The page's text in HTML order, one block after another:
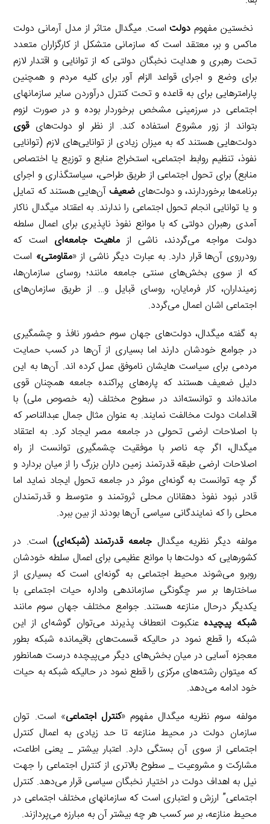
نخستین مفهومدولت است. میگدال متاثر از مدل آرمانی دولت
ماکس و بر، معتقد است که سازمانی متشکل از کارگزاران متعدد
تحت رهبری و هدایت نخبگان دولتی که از توانایی و اقتدار لازم
برای وضع و اجرای قواعد الزام آور برای کلیه مردم و همچنین
پارامترهایی برای به قاعده و تحت کنترل درآوردن سایر سازمانهای
اجتماعی در سرزمینی مشخص برخوردار بوده و در صورت لزوم
بتواند از زور مشروع استفاده کند. از نظر او دولت‌هایقوی
دولت‌هایی هستند که به میزان زیادی از توانایی‌های لازم (توانایی
نفوذ، تنظیم روابط اجتماعی، استخراج منابع و توزیع یا اختصاص
منابع) برای تحول اجتماعی از طریق طراحی، سیاستگذاری و اجرای
برنامه‌ها برخوردارند، و دولت‌های ضعیف آن‌هایی هستند که تمایل
و یا توانایی انجام تحول اجتماعی را ندارند. به اعقتاد میگدال ناکار
آمدی رهبران دولتی که با موانع نفوذ ناپذیری برای اعمال سلطه
دولت مواجه می‌گردند، ناشی ازماهیت جامعه‌ای است که
رودرروی آن‌ها قرار دارد. به عبارت دیگر ناشی از «مقاومتی» است
که از سوی بخش‌های سنتی جامعه مانند؛ روسای سازمان‌ها،
زمینداران، کار فرمایان، روسای قبایل و… از طریق سازمان‌های
اجتماعی اشان اعمال می‌گردد.
به گفته میگدال، دولت‌های جهان سوم حضور نافذ و چشمگیری
در جوامع خودشان دارند اما بسیاری از آن‌ها در کسب حمایت
مردمی برای سیاست هایشان ناموفق عمل کرده اند. آن‌ها به این
دلیل ضعیف هستند که پاره‌های پراکنده جامعه همچنان قوی
مانده‌اند و توانسته‌اند در سطوح مختلف (به خصوص ملی) با
اقدامات دولت مخالفت نمایند. به عنوان مثال جمال عبدالناصر که
با اصلاحات ارضی تحولی در جامعه مصر ایجاد کرد. به اعتقاد
میگدال، اگر چه ناصر با موفقیت چشمگیری توانست از راه
اصلاحات ارضی طبقه قدرتمند زمین داران بزرگ را از میان بردارد و
گر چه توانست به گونه‌ای موثر در جامعه تحول ایجاد نماید اما
قادر نبود نفوذ دهقانان محلی ثروتمند و متوسط و قدرتمندان
محلی را که نمایندگانی سیاسی آن‌ها بودند از بین ببرد.
مولفه دیگر نظریه میگدال جامعه قدرتمند (شبکه‌ای) است. در
کشورهایی که دولت‌ها با موانع عظیمی برای اعمال سلطه خودشان
روبرو می‌شوند محیط اجتماعی به گونه‌ای است که بسیاری از
ساختارها بر سر چگونگی سازماندهی واداره حیات اجتماعی با
یکدیگر درحال منازعه هستند. جوامع مختلف جهان سوم مانند
شبکه پیچیدهعنکبوت انعطاف پذیرند می‌توان گوشه‌ای از این
شبکه را قطع نمود در حالیکه قسمت‌های باقیمانده شبکه بطور
معجزه آسایی در میان بخش‌های دیگر می‌پیچده درست همانطور
که میتوان رشته‌های مرکزی را قطع نمود در حالیکه شبکه به حیات
خود ادامه می‌دهد.
مولفه سوم نظریه میگدال مفهوم «کنترل اجتماعی» است. توان
سازمان دولت در محیط منازعه تا حد زیادی به اعمال کنترل
اجتماعی از سوی آن بستگی دارد. اعتبار بیشتر _ یعنی اطاعت،
مشارکت و مشروعیت _ سطوح بالاتری از کنترل اجتماعی را جهت
نیل به اهداف دولت در اختیار نخبگان سیاسی قرار می‌دهد. کنترل
اجتماعی” ارزش و اعتباری است که سازمانهای مختلف اجتماعی در
محیط منازعه، بر سر کسب هر چه بیشتر آن به مبارزه می‌پردازند.